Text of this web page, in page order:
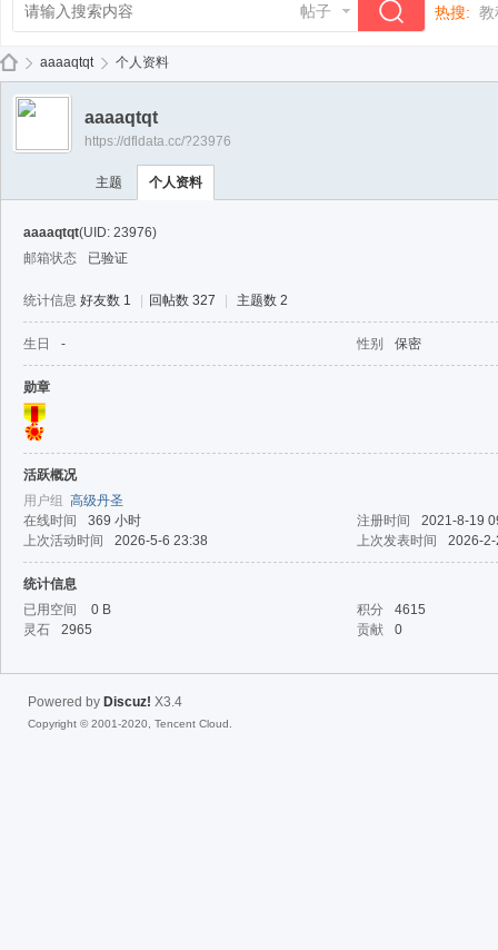
帖子
热搜: 教
›
aaaaqtqt 个人资料
aaaaqtqt
https://dfldata.cc/?23976
主题 个人资料
aaaaqtqt(UID: 23976)
邮箱状态
已验证
统计信息 好友数 1 回帖数 327 主题数 2
生日 - 性别 保密
勋章
活跃概况
用户组 高级丹圣
在线时间
369 小时 注册时间
2021-8-19
上次活动时间
2026-5-6 23:38 上次发表时间 2026-
统计信息
已用空间
0 B 积分
4615
灵石
2965 贡献 0
Powered by Discuz! X3.4
Copyright © 2001-2020, Tencent Cloud.